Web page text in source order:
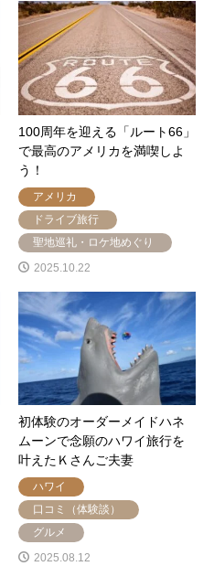
100周年を迎える「ルート66」
で最高のアメリカを満喫しよ
う！
アメリカ
ドライブ旅行
聖地巡礼・ロケ地めぐり
2025.10.22
初体験のオーダーメイドハネ
ムーンで念願のハワイ旅行を
叶えたＫさんご夫妻
ハワイ
口コミ（体験談）
グルメ
2025.08.12